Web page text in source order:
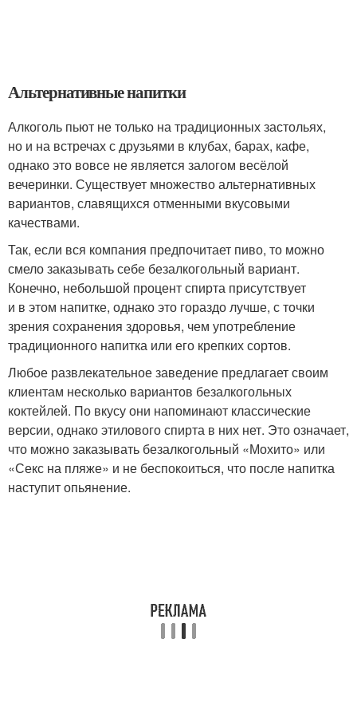
Альтернативные напитки
Алкоголь пьют не только на традиционных застольях,
но и на встречах с друзьями в клубах, барах, кафе,
однако это вовсе не является залогом весёлой
вечеринки. Существует множество альтернативных
вариантов, славящихся отменными вкусовыми
качествами.
Так, если вся компания предпочитает пиво, то можно
смело заказывать себе безалкогольный вариант.
Конечно, небольшой процент спирта присутствует
и в этом напитке, однако это гораздо лучше, с точки
зрения сохранения здоровья, чем употребление
традиционного напитка или его крепких сортов.
Любое развлекательное заведение предлагает своим
клиентам несколько вариантов безалкогольных
коктейлей. По вкусу они напоминают классические
версии, однако этилового спирта в них нет. Это означает,
что можно заказывать безалкогольный «Мохито» или
«Секс на пляже» и не беспокоиться, что после напитка
наступит опьянение.